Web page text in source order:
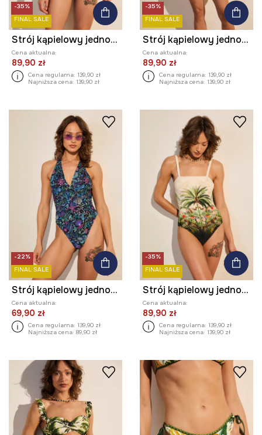
-35%
FINAL SALE
Strój kąpielowy jednoczęściowy damski
Cena aktualna:
89,90 zł
Cena regularna: 139,90 zł
Najniższa cena: 139,90 zł
-35%
FINAL SALE
Strój kąpielowy jednoczęściowy damski w kwiaty
Cena aktualna:
89,90 zł
Cena regularna: 139,90 zł
Najniższa cena: 139,90 zł
-22%
FINAL SALE
Strój kąpielowy jednoczęściowy damski
Cena aktualna:
69,90 zł
Cena regularna: 139,90 zł
Najniższa cena: 89,90 zł
-35%
FINAL SALE
Strój kąpielowy jednoczęściowy damski z motywem roślinnym
Cena aktualna:
89,90 zł
Cena regularna: 139,90 zł
Najniższa cena: 139,90 zł